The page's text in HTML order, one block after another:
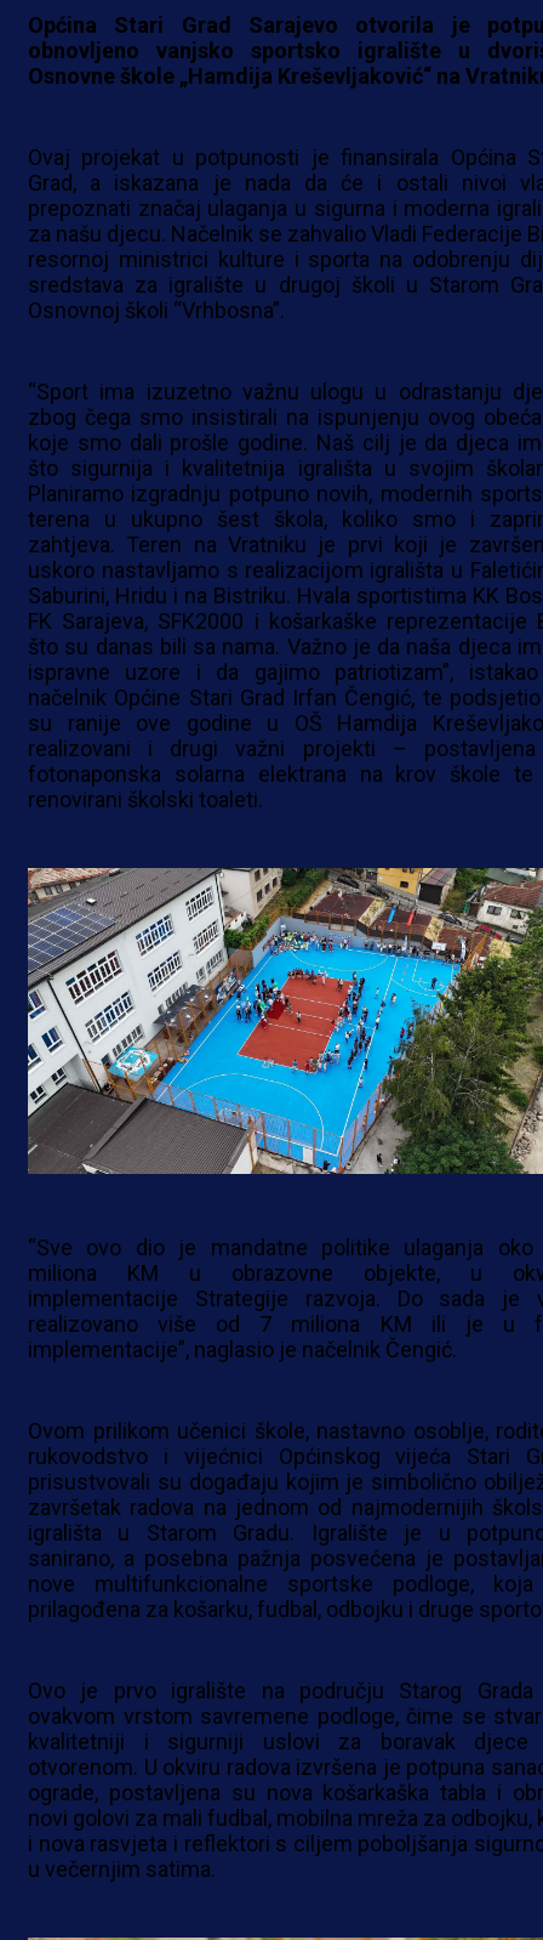
Općina Stari Grad Sarajevo otvorila je
obnovljeno vanjsko sportsko igralište u
Osnovne škole „Hamdija Kreševljaković“ na
Ovaj projekat u potpunosti je finansirala Općina
Grad, a iskazana je nada da će i ostali nivoi
prepoznati značaj ulaganja u sigurna i moderna
za našu djecu. Načelnik se zahvalio Vladi Federacije
resornoj ministrici kulture i sporta na odobrenju
sredstava za igralište u drugoj školi u Starom
Osnovnoj školi “Vrhbosna”.
“Sport ima izuzetno važnu ulogu u odrastanju
zbog čega smo insistirali na ispunjenju ovog
koje smo dali prošle godine. Naš cilj je da djeca
što sigurnija i kvalitetnija igrališta u svojim
Planiramo izgradnju potpuno novih, modernih
terena u ukupno šest škola, koliko smo i
zahtjeva. Teren na Vratniku je prvi koji je
uskoro nastavljamo s realizacijom igrališta u
Saburini, Hridu i na Bistriku. Hvala sportistima KK
FK Sarajeva, SFK2000 i košarkaške reprezentacije
što su danas bili sa nama. Važno je da naša djeca
ispravne uzore i da gajimo patriotizam”,
načelnik Općine Stari Grad Irfan Čengić, te
su ranije ove godine u OŠ Hamdija
realizovani i drugi važni projekti –
fotonaponska solarna elektrana na krov škole
renovirani školski toaleti.
“Sve ovo dio je mandatne politike ulaganja oko
miliona KM u obrazovne objekte, u
implementacije Strategije razvoja. Do sada je
realizovano više od 7 miliona KM ili je u
implementacije”, naglasio je načelnik Čengić.
Ovom prilikom učenici škole, nastavno osoblje,
rukovodstvo i vijećnici Općinskog vijeća Stari
prisustvovali su događaju kojim je simbolično
završetak radova na jednom od najmodernijih
igrališta u Starom Gradu. Igralište je u
sanirano, a posebna pažnja posvećena je
nove multifunkcionalne sportske podloge,
prilagođena za košarku, fudbal, odbojku i druge
Ovo je prvo igralište na području Starog Grada
ovakvom vrstom savremene podloge, čime se
kvalitetniji i sigurniji uslovi za boravak djece
otvorenom. U okviru radova izvršena je potpuna
ograde, postavljena su nova košarkaška tabla i
novi golovi za mali fudbal, mobilna mreža za odbojku,
i nova rasvjeta i reflektori s ciljem poboljšanja
u večernjim satima.